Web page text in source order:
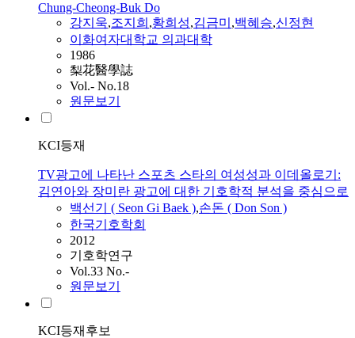
Chung-Cheong-Buk Do
강지욱,조지희 ,황희성,김금미 ,백혜승,신정현
이화여자대학교 의과대학
1986
梨花醫學誌
Vol.- No.18
원문보기
KCI등재
TV광고에 나타난 스포츠 스타의 여성성과 이데올로기:
김연아와 장미란 광고에 대한 기호학적 분석을 중심으로
백선기 ( Seon Gi Baek ),손돈 ( Don Son )
한국기호학회
2012
기호학연구
Vol.33 No.-
원문보기
KCI등재후보